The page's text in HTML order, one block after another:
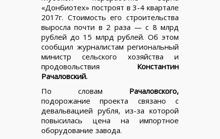
«Донбиотех» построят в 3-4 квартале
2017г. Стоимость его строительства
выросла почти в 2 раза — с 8 млрд
рублей до 15 млрд рублей. Об этом
сообщил журналистам региональный
министр сельского хозяйства и
продовольствия Константин
Рачаловский.
По словам Рачаловского,
подорожание проекта связано с
девальвацией рубля, из-за которой
повысилась цена на импортное
оборудование завода.